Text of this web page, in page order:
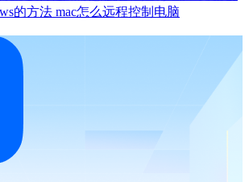
的方法 mac怎么远程控制电脑